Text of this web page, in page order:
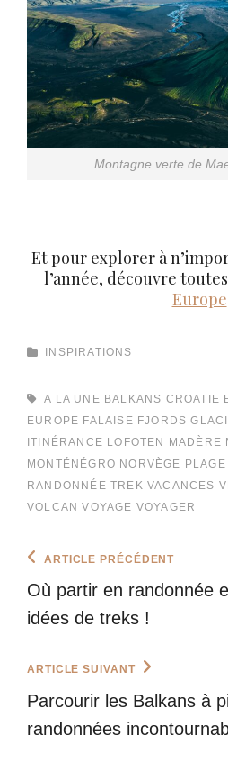
Montagne verte de
Et pour explorer à
l’année, découvre
Europe
CATEGORIES
INSPIRATIONS
TAGS,A LA UNE BALKANS CROATIE
EUROPE FALAISE FJORDS
ITINÉRANCE LOFOTEN MADÈRE
MONTÉNÉGRO NORVÈGE PLAGE
RANDONNÉE TREK VACANCES
VOLCAN VOYAGE VOYAGER
Navigation
de
l’article
Previous
Post
ARTICLE PRÉCÉDENT
Où partir en randonnée
idées de treks !
Next
ARTICLE SUIVANT
Parcourir les Balkans à
randonnées